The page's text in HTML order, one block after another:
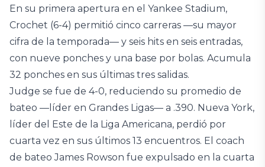
En su primera apertura en el Yankee Stadium,
Crochet (6-4) permitió cinco carreras —su mayor
cifra de la temporada— y seis hits en seis entradas,
con nueve ponches y una base por bolas. Acumula
32 ponches en sus últimas tres salidas.
Judge se fue de 4-0, reduciendo su promedio de
bateo —líder en Grandes Ligas— a .390. Nueva York,
líder del Este de la Liga Americana, perdió por
cuarta vez en sus últimos 13 encuentros. El coach
de bateo James Rowson fue expulsado en la cuarta